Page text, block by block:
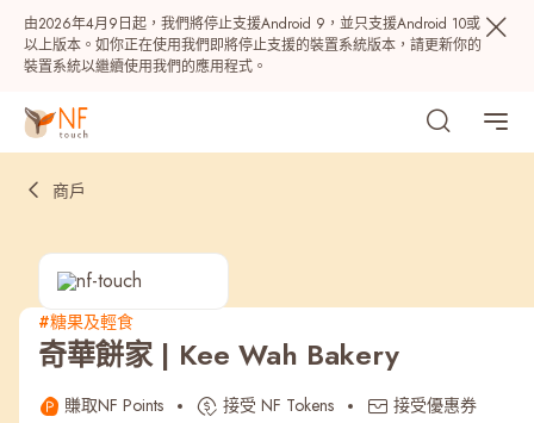
由2026年4月9日起，我們將停止支援Android 9，並只支援Android 10或
以上版本。如你正在使用我們即將停止支援的裝置系統版本，請更新你的
裝置系統以繼續使用我們的應用程式。
熱門
商戶
#糖果及輕食
奇華餅家 | Kee Wah Bakery
賺取NF Points 接受 NF Tokens 接受優惠券